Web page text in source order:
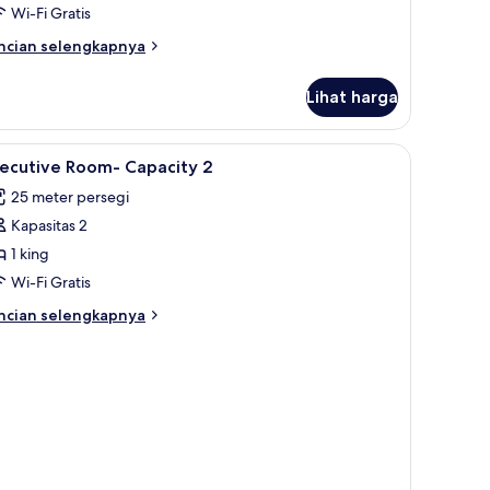
Wi-Fi Gratis
selengkapnya
Lihat harga
Brankas, setrika/meja setrika, Wi-Fi gratis,
4 Room- Capacity 2
25 meter persegi
Kapasitas 2
1 king
Wi-Fi Gratis
selengkapnya